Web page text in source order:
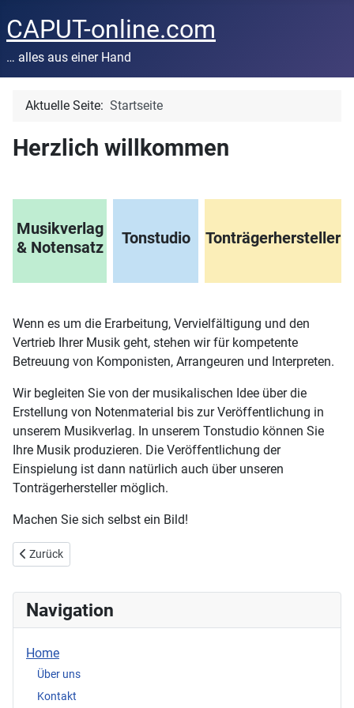
CAPUT-online.com
… alles aus einer Hand
Aktuelle Seite: Startseite
Herzlich willkommen
Musikverlag
& Notensatz
Tonstudio Tonträgerhersteller
Wenn es um die Erarbeitung, Vervielfältigung und den
Vertrieb Ihrer Musik geht, stehen wir für kompetente
Betreuung von Komponisten, Arrangeuren und Interpreten.
Wir begleiten Sie von der musikalischen Idee über die
Erstellung von Notenmaterial bis zur Veröffentlichung in
unserem Musikverlag. In unserem Tonstudio können Sie
Ihre Musik produzieren. Die Veröffentlichung der
Einspielung ist dann natürlich auch über unseren
Tonträgerhersteller möglich.
Machen Sie sich selbst ein Bild!
Vorheriger Beitrag: Über uns
Zurück
Navigation
Home
Über uns
Kontakt